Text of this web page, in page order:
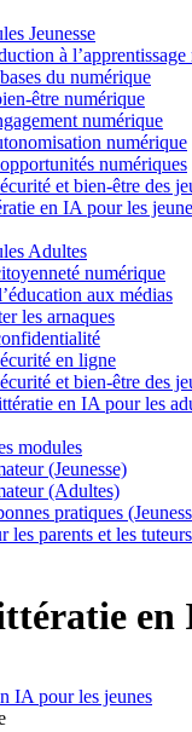
Jeunesse
à
du numérique
être numérique
numérique
numérique
numériques
et bien-être des
en IA pour les
Adultes
numérique
aux médias
les arnaques
en ligne
et bien-être des
en IA pour les
modules
(Jeunesse)
(Adultes)
pratiques
les parents et les
en
IA pour les jeunes